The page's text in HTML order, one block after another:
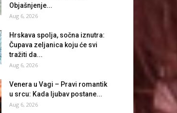
Objašnjenje...
Aug 6, 2026
Hrskava spolja, sočna iznutra:
Čupava zeljanica koju će svi
tražiti da...
Aug 6, 2026
Venera u Vagi – Pravi romantik
u srcu: Kada ljubav postane...
Aug 6, 2026